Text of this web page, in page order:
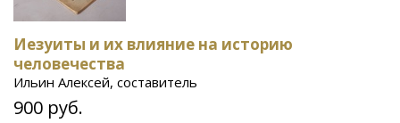
Иезуиты и их влияние на историю
человечества
Ильин Алексей, составитель
900 руб.